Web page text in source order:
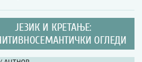
ЈЕЗИК И КРЕТАЊЕ:
ОГЛЕДИ